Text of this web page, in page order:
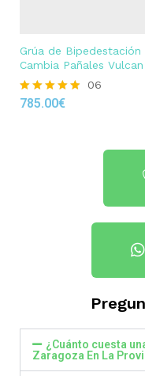
Grúa de Bipedestación
Cambia Pañales Vulcan
Rated
06
785.00€
¿Cuánto cuesta
Zaragoza En La